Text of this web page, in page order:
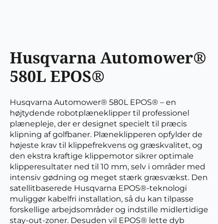
Husqvarna Automower®
580L EPOS®
Husqvarna Automower® 580L EPOS® – en
højtydende robotplæneklipper til professionel
plænepleje, der er designet specielt til præcis
klipning af golfbaner. Plæneklipperen opfylder de
højeste krav til klippefrekvens og græskvalitet, og
den ekstra kraftige klippemotor sikrer optimale
klipperesultater ned til 10 mm, selv i områder med
intensiv gødning og meget stærk græsvækst. Den
satellitbaserede Husqvarna EPOS®-teknologi
muliggør kabelfri installation, så du kan tilpasse
forskellige arbejdsområder og indstille midlertidige
stay-out-zoner. Desuden vil EPOS® lette dyb